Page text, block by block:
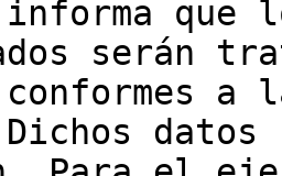
informa
serán
a
datos